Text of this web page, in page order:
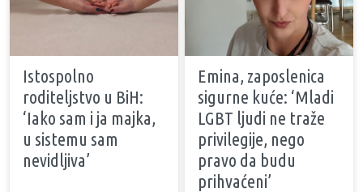
Istospolno
roditeljstvo u BiH:
‘Iako sam i ja majka,
u sistemu sam
nevidljiva’
Emina, zaposlenica
sigurne kuće: ‘Mladi
LGBT ljudi ne traže
privilegije, nego
pravo da budu
prihvaćeni’